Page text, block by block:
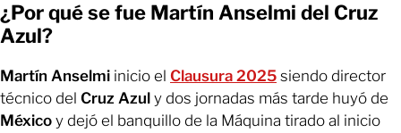
¿Por qué se fue Martín Anselmi del Cruz
Azul?
Martín Anselmi inicio el Clausura 2025 siendo director
técnico del Cruz Azul y dos jornadas más tarde huyó de
México y dejó el banquillo de la Máquina tirado al inicio